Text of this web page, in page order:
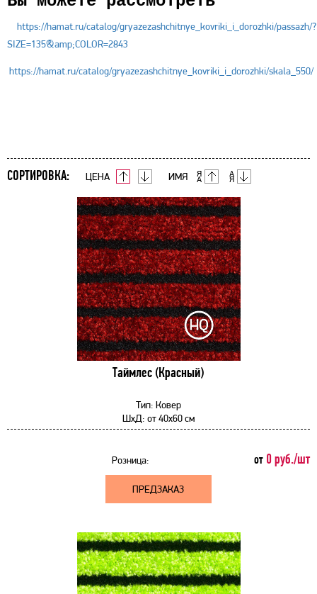
https://hamat.ru/catalog/gryazezashchitnye_kovriki_i_dorozhki/passazh/?
SIZE=135&amp;COLOR=2843
https://hamat.ru/catalog/gryazezashchitnye_kovriki_i_dorozhki/skala_550/
СОРТИРОВКА: ЦЕНА ИМЯ
Таймлес (Красный)
Тип: Ковер
ШхД: от40x60 см
Розница: от 0 руб./шт
ПРЕДЗАКАЗ